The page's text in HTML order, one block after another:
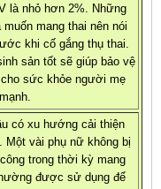
là nhỏ hơn 2%. Những
mang thai nên nói
khi cố gắng thụ thai.
sản tốt sẽ giúp bảo vệ
sức khỏe người mẹ
có xu hướng cải thiện
Một vài phụ nữ không bị
trong thời kỳ mang
được sử dụng để